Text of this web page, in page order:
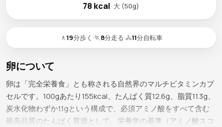
78 kcal· 大 (50g)
🚶19分歩く ·🏃8分走る·🚴11分自転車
卵について
卵は「完全栄養食」とも称される自然界のマルチビタミンカプ
セルです。100gあたり155kcal、たんぱく質12.6g、脂質11.3g、
炭水化物わずか1.1gという構成で、必須アミノ酸をすべて含む
最高品質のたんぱく質源として、栄養学の基準（アミノ酸スコ